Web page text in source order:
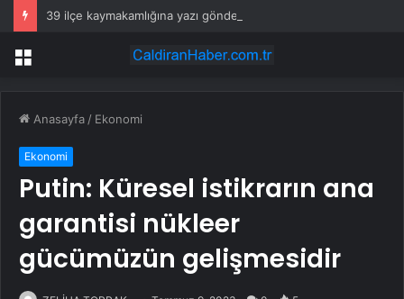
Menü
Anasayfa / Ekonomi
Ekonomi
Putin: Küresel istikrarın ana
garantisi nükleer
gücümüzün gelişmesidir